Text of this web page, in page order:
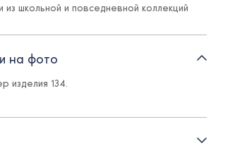
школьной и повседневной коллекций
на фото
изделия 134.